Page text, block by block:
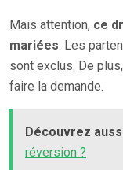
Mais attention, ce
mariées. Les
sont exclus. De
faire la demande.
Découvrez
réversion ?